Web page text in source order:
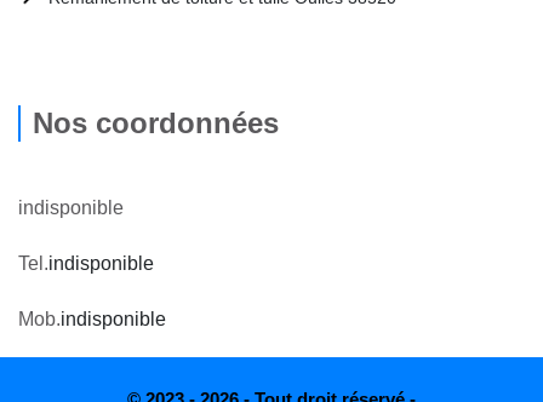
Nos coordonnées
indisponible
Tel.indisponible
Mob.indisponible